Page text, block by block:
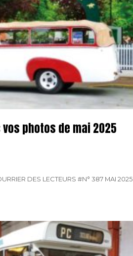
photos de mai 2025
DES LECTEURS #N° 387 MAI 2025